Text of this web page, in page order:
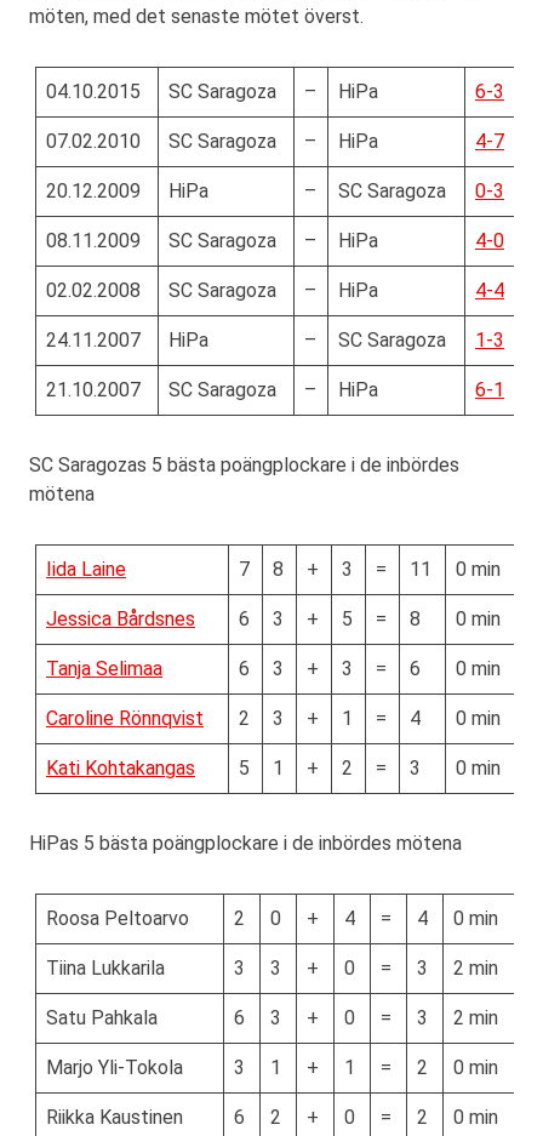
möten, med det senaste mötet överst.
04.10.2015 SC Saragoza – HiPa 6-3
07.02.2010 SC Saragoza – HiPa 4-7
20.12.2009 HiPa – SC Saragoza 0-3
08.11.2009 SC Saragoza – HiPa 4-0
02.02.2008 SC Saragoza – HiPa 4-4
24.11.2007 HiPa – SC Saragoza 1-3
21.10.2007 SC Saragoza – HiPa 6-1
SC Saragozas 5 bästa poängplockare i de inbördes
mötena
Iida Laine 7 8 + 3 = 11 0 min
Jessica Bårdsnes 6 3 + 5 = 8 0 min
Tanja Selimaa 6 3 + 3 = 6 0 min
Caroline Rönnqvist 2 3 + 1 = 4 0 min
Kati Kohtakangas 5 1 + 2 = 3 0 min
HiPas 5 bästa poängplockare i de inbördes mötena
Roosa Peltoarvo 2 0 + 4 = 4 0 min
Tiina Lukkarila 3 3 + 0 = 3 2 min
Satu Pahkala 6 3 + 0 = 3 2 min
Marjo Yli-Tokola 3 1 + 1 = 2 0 min
Riikka Kaustinen 6 2 + 0 = 2 0 min